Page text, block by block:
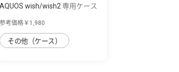
AQUOS wish/wish2 専用ケース
参考価格￥1,980
その他（ケース）